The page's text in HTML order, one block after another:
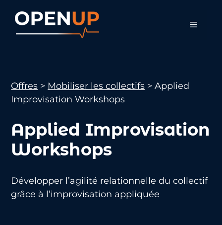
Menu
Offres > Mobiliser les collectifs >Applied
Improvisation Workshops
Applied Improvisation
Workshops
Développer l’agilité relationnelle du collectif
grâce à l’improvisation appliquée